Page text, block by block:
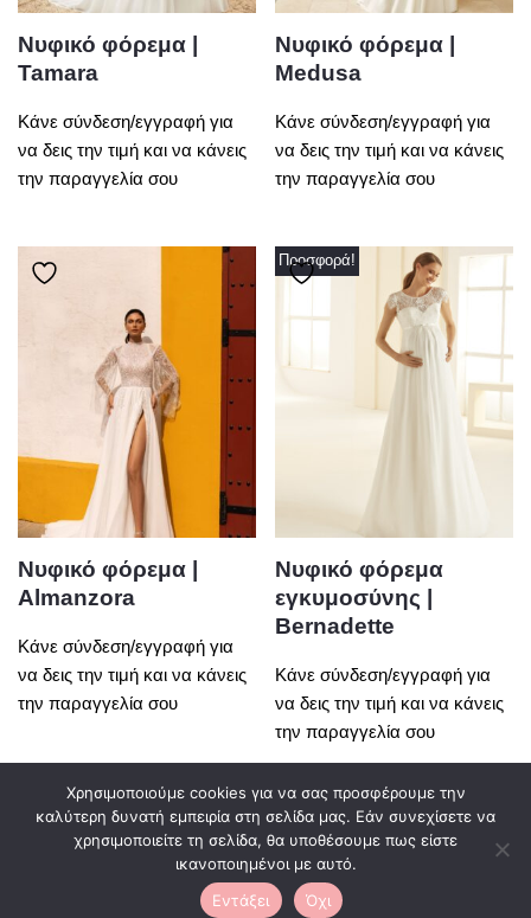
Νυφικό φόρεμα |
Tamara
Κάνε σύνδεση/εγγραφή για
να δεις την τιμή και να κάνεις
την παραγγελία σου
Νυφικό φόρεμα |
Medusa
Κάνε σύνδεση/εγγραφή για
να δεις την τιμή και να κάνεις
την παραγγελία σου
Νυφικό φόρεμα |
Almanzora
Κάνε σύνδεση/εγγραφή για
να δεις την τιμή και να κάνεις
την παραγγελία σου
Προσφορά!
Νυφικό φόρεμα
εγκυμοσύνης |
Bernadette
Κάνε σύνδεση/εγγραφή για
να δεις την τιμή και να κάνεις
την παραγγελία σου
| Με τη δύναμη τουWordPress
Χρησιμοποιούμε cookies για να σας προσφέρουμε την
καλύτερη δυνατή εμπειρία στη σελίδα μας. Εάν συνεχίσετε να
χρησιμοποιείτε τη σελίδα, θα υποθέσουμε πως είστε
ικανοποιημένοι με αυτό.
Εντάξει
Όχι